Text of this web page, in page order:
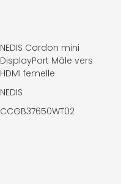
NEDIS Cordon mini
DisplayPort Mâle vers
HDMI femelle
NEDIS
CCGB37650WT02